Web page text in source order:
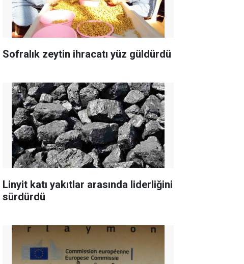
Sofralık zeytin ihracatı yüz güldürdü
Linyit katı yakıtlar arasında liderliğini
sürdürdü